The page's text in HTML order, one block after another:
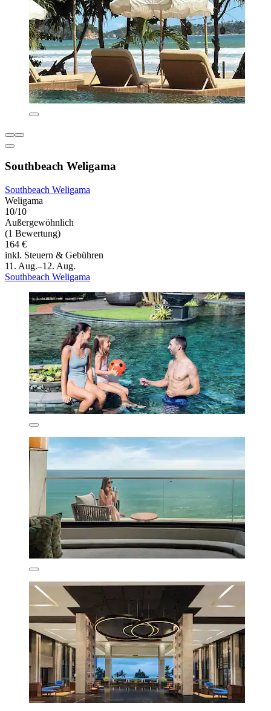
Southbeach Weligama
Southbeach Weligama
Weligama
10/10
Außergewöhnlich
(1 Bewertung)
164 €
inkl. Steuern & Gebühren
11. Aug.–12. Aug.
Southbeach Weligama